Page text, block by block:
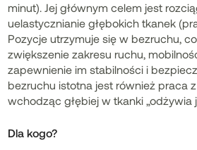
minut). Jej głównym celem jest
uelastycznianie głębokich tkanek
Pozycje utrzymuje się w bezruchu,
zwiększenie zakresu ruchu,
zapewnienie im stabilności i
bezruchu istotna jest również praca
wchodząc głębiej w tkanki „odżywia
Dla kogo?